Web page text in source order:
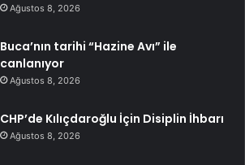
Ağustos 8, 2026
Buca’nın tarihi “Hazine Avı” ile
canlanıyor
Ağustos 8, 2026
CHP’de Kılıçdaroğlu İçin Disiplin İhbarı
Ağustos 8, 2026